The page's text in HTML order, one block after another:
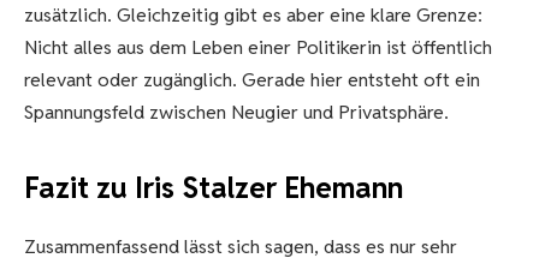
zusätzlich. Gleichzeitig gibt es aber eine klare Grenze:
Nicht alles aus dem Leben einer Politikerin ist öffentlich
relevant oder zugänglich. Gerade hier entsteht oft ein
Spannungsfeld zwischen Neugier und Privatsphäre.
Fazit zu Iris Stalzer Ehemann
Zusammenfassend lässt sich sagen, dass es nur sehr